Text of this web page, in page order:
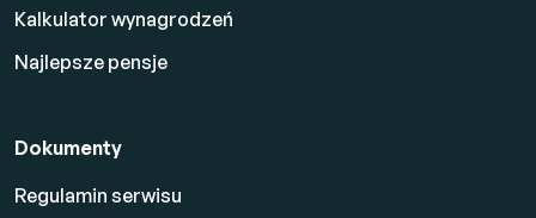
Kalkulator wynagrodzeń
Najlepsze pensje
Dokumenty
Regulamin serwisu